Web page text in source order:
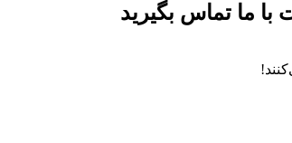
ما تماس بگیرید